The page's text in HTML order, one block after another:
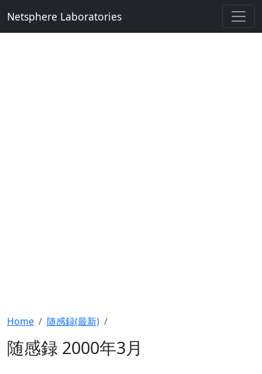
Netsphere Laboratories
Home 随感録(最新)
随感録 2000年3月